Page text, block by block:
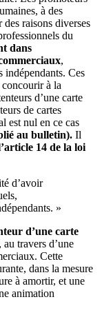
à des
raisons diverses
du
dans
,
indépendants. Ces
à la
d’une carte
de cartes
est nul en ce cas
au bulletin). Il
14 de la loi
d’avoir
»
d’une carte
travers d’une
Cette
dans la mesure
à amortir, et une
animation